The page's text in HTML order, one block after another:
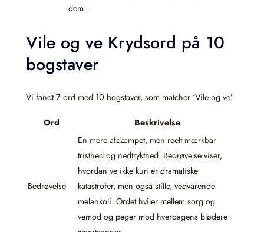
dem.
Vile og ve Krydsord på 10
bogstaver
Vi fandt 7 ord med 10 bogstaver, som matcher ‘Vile og ve’.
Ord Beskrivelse
Bedrøvelse
En mere afdæmpet, men reelt mærkbar
tristhed og nedtrykthed. Bedrøvelse viser,
hvordan ve ikke kun er dramatiske
katastrofer, men også stille, vedvarende
melankoli. Ordet hviler mellem sorg og
vemod og peger mod hverdagens blødere